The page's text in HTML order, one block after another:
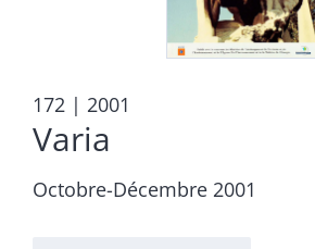
172 | 2001
Varia
Octobre-Décembre 2001